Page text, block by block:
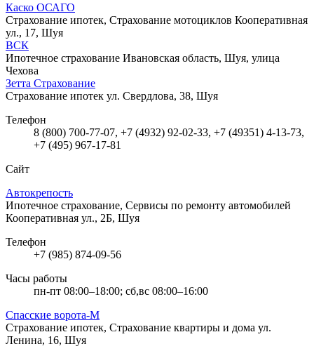
Каско ОСАГО
Страхование ипотек, Страхование мотоциклов Кооперативная
ул., 17, Шуя
ВСК
Ипотечное страхование Ивановская область, Шуя, улица
Чехова
Зетта Страхование
Страхование ипотек ул. Свердлова, 38, Шуя
Телефон
8 (800) 700-77-07, +7 (4932) 92-02-33, +7 (49351) 4-13-73,
+7 (495) 967-17-81
Сайт
Автокрепость
Ипотечное страхование, Сервисы по ремонту автомобилей
Кооперативная ул., 2Б, Шуя
Телефон
+7 (985) 874-09-56
Часы работы
пн-пт 08:00–18:00; сб,вс 08:00–16:00
Спасские ворота-М
Страхование ипотек, Страхование квартиры и дома ул.
Ленина, 16, Шуя